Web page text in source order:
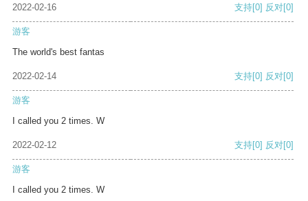
2022-02-16 支持[0] 反对[0]
游客
The world's best fantas
2022-02-14 支持[0] 反对[0]
游客
I called you 2 times. W
2022-02-12 支持[0] 反对[0]
游客
I called you 2 times. W